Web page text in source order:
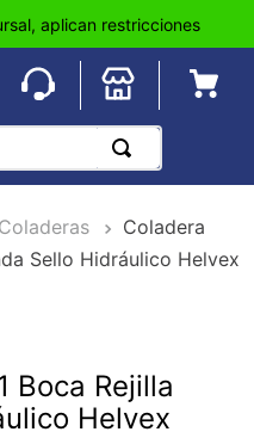
aplican restricciones
Coladeras
Coladera
Sello Hidráulico Helvex
Boca Rejilla
Helvex